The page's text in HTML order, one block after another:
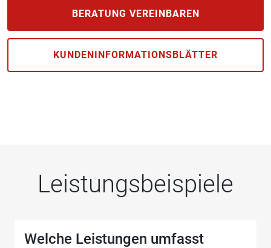
BERATUNG VEREINBAREN
KUNDEN­INFORMATIONS­BLÄTTER
Leistungsbeispiele
Welche Leistungen umfasst